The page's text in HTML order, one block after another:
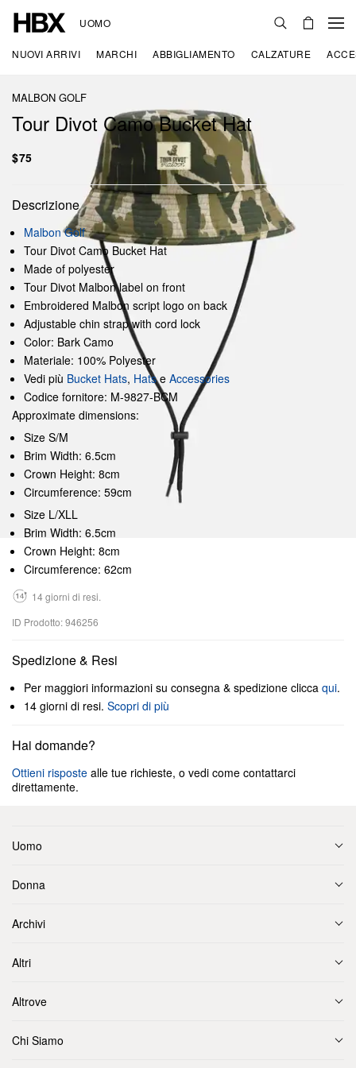
UOMO
NUOVI ARRIVI MARCHI ABBIGLIAMENTO CALZATURE
MALBON GOLF
Tour Divot Camo Bucket Hat
$75
Descrizione
Malbon Golf
Tour Divot Camo Bucket Hat
Made of polyester
Tour Divot Malbon label on front
Embroidered Malbon script logo on back
Adjustable chin strap with cord lock
Color: Bark Camo
Materiale: 100% Polyester
Vedi più Bucket Hats, Hatse Accessories
Codice fornitore: M-9827-BCM
Approximate dimensions:
Size S/M
Brim Width: 6.5cm
Crown Height: 8cm
Circumference: 59cm
Size L/XLL
Brim Width: 6.5cm
Crown Height: 8cm
Circumference: 62cm
14 giorni di resi.
ID Prodotto: 946256
Spedizione & Resi
Per maggiori informazioni su consegna & spedizione clicca qui.
14 giorni di resi. Scopri di più
Hai domande?
Ottieni risposte alle tue richieste, o vedi come contattarci
direttamente.
Uomo
Donna
Archivi
Altri
Altrove
Chi Siamo